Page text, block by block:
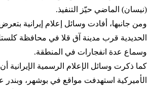
(نيسان) الماضي حيّز التنفيذ.
ومن جانبها، أفادت وسائل إعلام إيرانية
الحديدية قرب مدينة آق ‌قلا في محافظة
وسماع عدة انفجارات في المنطقة.
كما ذكرت وسائل الإعلام الرسمية الإيرانية
الأميركية استهدفت مواقع في بوشهر، وبندر